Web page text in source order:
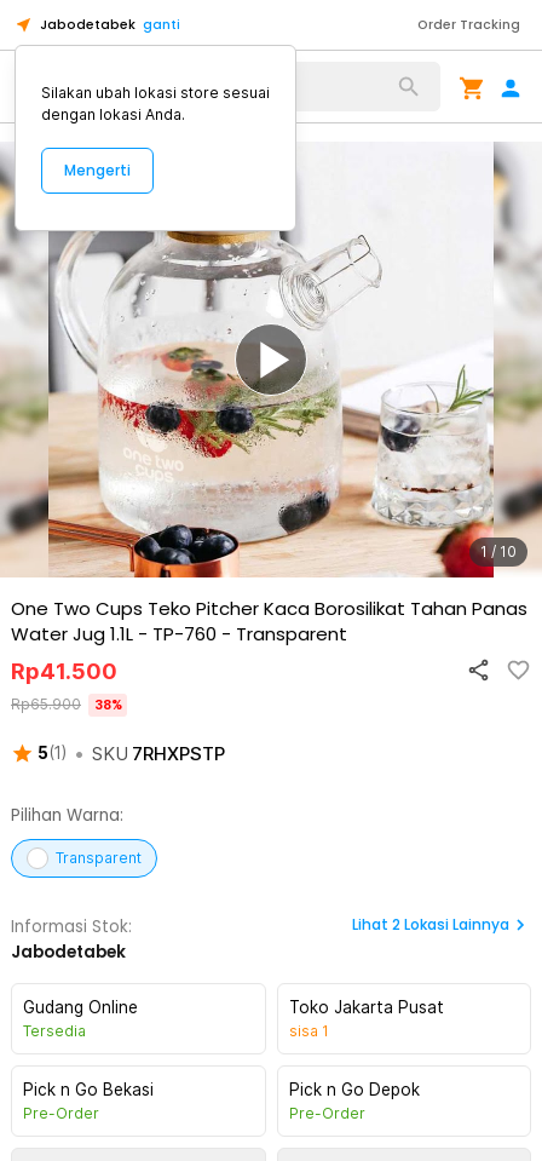
Jabodetabek ganti Order Tracking
Alat Kopi
1 / 10
One Two Cups Teko Pitcher Kaca Borosilikat Tahan Panas
Water Jug 1.1L - TP-760 - Transparent
5(1 ) • SKU 7RHXPSTP
Rp41.500
Rp65.900 38%
Pilihan Warna:
Transparent
Informasi Stok:
Jabodetabek
Lihat 2Lokasi Lainnya
Gudang Online
Tersedia
Toko Jakarta Pusat
sisa 1
Pick n Go Bekasi
Pre-Order
Pick n Go Depok
Pre-Order
Silakan ubah lokasi store sesuai
dengan lokasi Anda.
Mengerti